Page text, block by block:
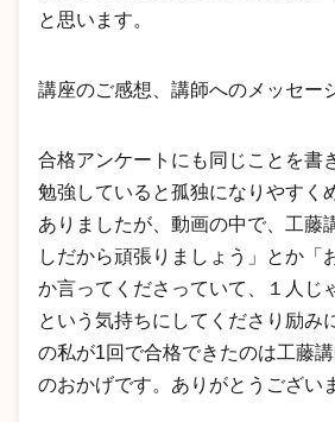
と思います。
講座のご感想、講師へのメッセー
合格アンケートにも同じことを書
勉強していると孤独になりやすく
ありましたが、動画の中で、工藤
しだから頑張りましょう」とか「
か言ってくださっていて、１人じ
という気持ちにしてくださり励み
の私が1回で合格できたのは工藤講
のおかげです。ありがとうござい